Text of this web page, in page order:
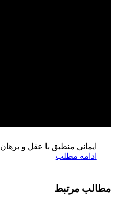
ایمانی منطبق با عقل و برهان
ادامه مطلب
مطالب مرتبط